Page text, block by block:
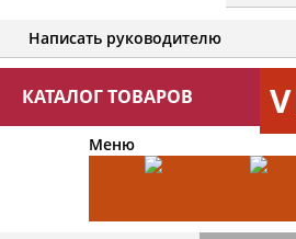
Написать руководителю
КАТАЛОГ ТОВАРОВ
Меню